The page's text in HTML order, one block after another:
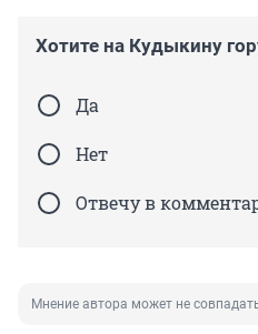
Хотите на Кудыкину
Да
Нет
Отвечу в
Мнение автора может не